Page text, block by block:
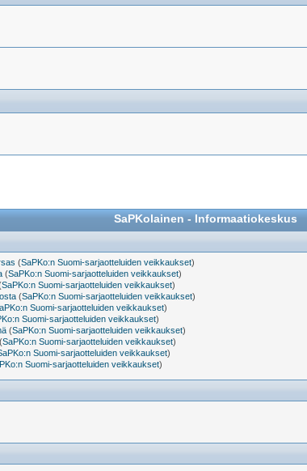
SaPKolainen - Informaatiokeskus
(SaPKo:n Suomi-sarjaotteluiden veikkaukset)
(SaPKo:n Suomi-sarjaotteluiden veikkaukset)
SaPKo:n Suomi-sarjaotteluiden veikkaukset)
(SaPKo:n Suomi-sarjaotteluiden veikkaukset)
Suomi-sarjaotteluiden veikkaukset)
Suomi-sarjaotteluiden veikkaukset)
(SaPKo:n Suomi-sarjaotteluiden veikkaukset)
(SaPKo:n Suomi-sarjaotteluiden veikkaukset)
Suomi-sarjaotteluiden veikkaukset)
Suomi-sarjaotteluiden veikkaukset)